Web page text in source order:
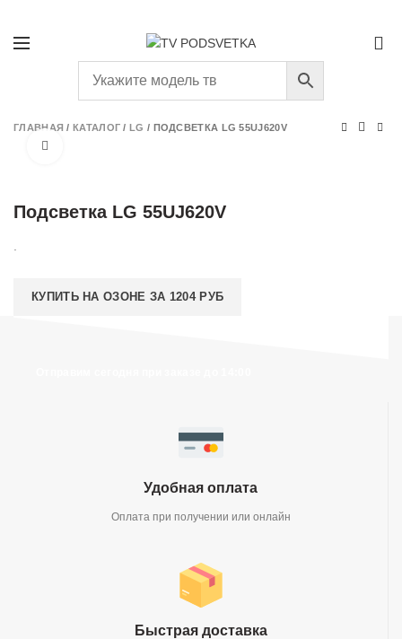
ГЛАВНАЯ /КАТАЛОГ /LG / ПОДСВЕТКА LG 55UJ620V
Подсветка LG 55UJ620V
КУПИТЬ НА ОЗОНЕ ЗА 1204 РУБ
Удобная оплата
Оплата при получении или онлайн
Быстрая доставка